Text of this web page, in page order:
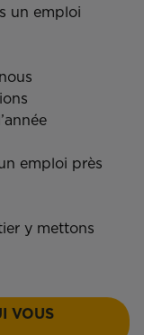
un emploi
emploi près
y mettons
VOUS